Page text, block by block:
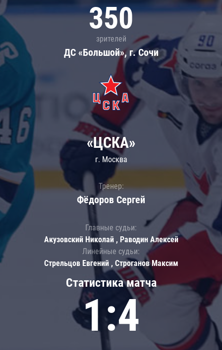
350
зрителей
ДС «Большой», г. Сочи
Статистика матча
1:4
«ЦСКА»
г. Москва
Тренер:
Фёдоров Сергей
Главные судьи:
Акузовский Николай , Раводин Алексей
Линейные судьи:
Стрельцов Евгений , Строганов Максим